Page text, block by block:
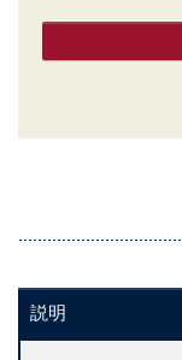
説明